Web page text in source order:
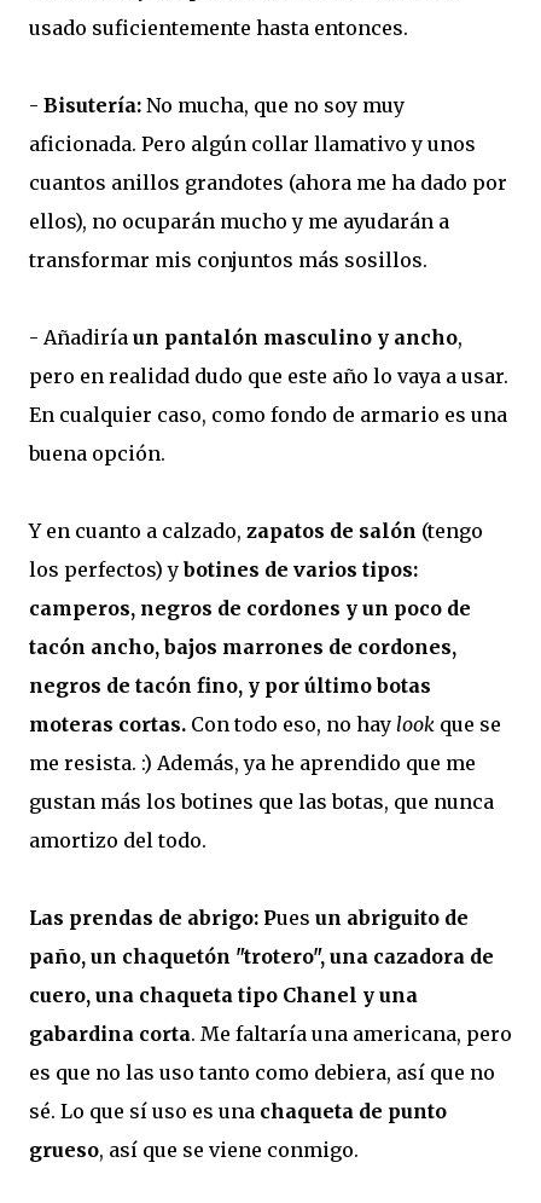
usado suficientemente hasta entonces.
- Bisutería: No mucha, que no soy muy
aficionada. Pero algún collar llamativo y unos
cuantos anillos grandotes (ahora me ha dado por
ellos), no ocuparán mucho y me ayudarán a
transformar mis conjuntos más sosillos.
- Añadiría un pantalón masculino y ancho,
pero en realidad dudo que este año lo vaya a usar.
En cualquier caso, como fondo de armario es una
buena opción.
Y en cuanto a calzado, zapatos de salón (tengo
los perfectos) ybotines de varios tipos:
camperos, negros de cordones y un poco de
tacón ancho, bajos marrones de cordones,
negros de tacón fino, y por último botas
moteras cortas. Con todo eso, no hay look que se
me resista. :) Además, ya he aprendido que me
gustan más los botines que las botas, que nunca
amortizo del todo.
Las prendas de abrigo: Pues un abriguito de
paño, un chaquetón "trotero", una cazadora de
cuero, una chaqueta tipo Chanel y una
gabardina corta. Me faltaría una americana, pero
es que no las uso tanto como debiera, así que no
sé. Lo que sí uso es una chaqueta de punto
grueso, así que se viene conmigo.